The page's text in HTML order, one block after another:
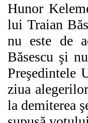
Hunor
lui Traian
nu este de
Băsescu şi
Preşedintele
ziua
la demiterea